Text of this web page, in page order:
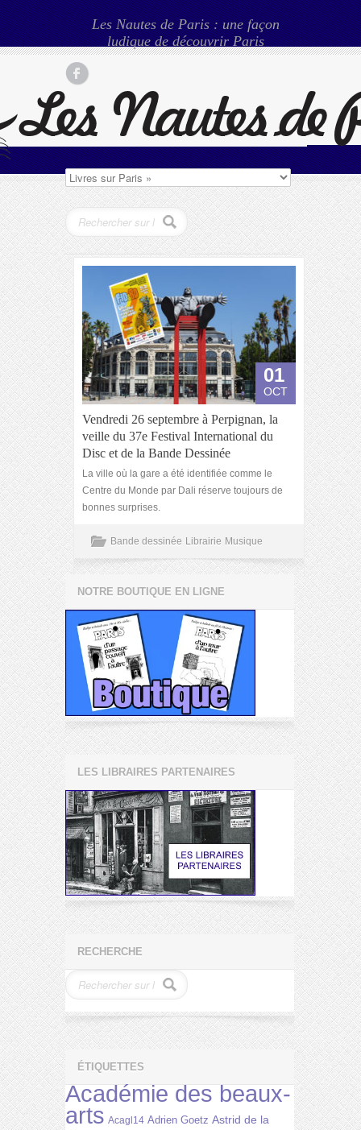
Les Nautes de Paris : une façon
ludique de découvrir Paris
01
OCT
Vendredi 26 septembre à Perpignan, la
veille du 37e Festival International du
Disc et de la Bande Dessinée
La ville où la gare a été identifiée comme le
Centre du Monde par Dali réserve toujours de
bonnes surprises.
Bande dessinée Librairie Musique
NOTRE BOUTIQUE EN LIGNE
LES LIBRAIRES PARTENAIRES
RECHERCHE
ÉTIQUETTES
Académie des beaux-
arts Acagl14 Adrien Goetz Astrid de la